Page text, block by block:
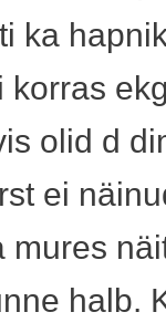
ka
korras
olid d
ei
mures
halb.